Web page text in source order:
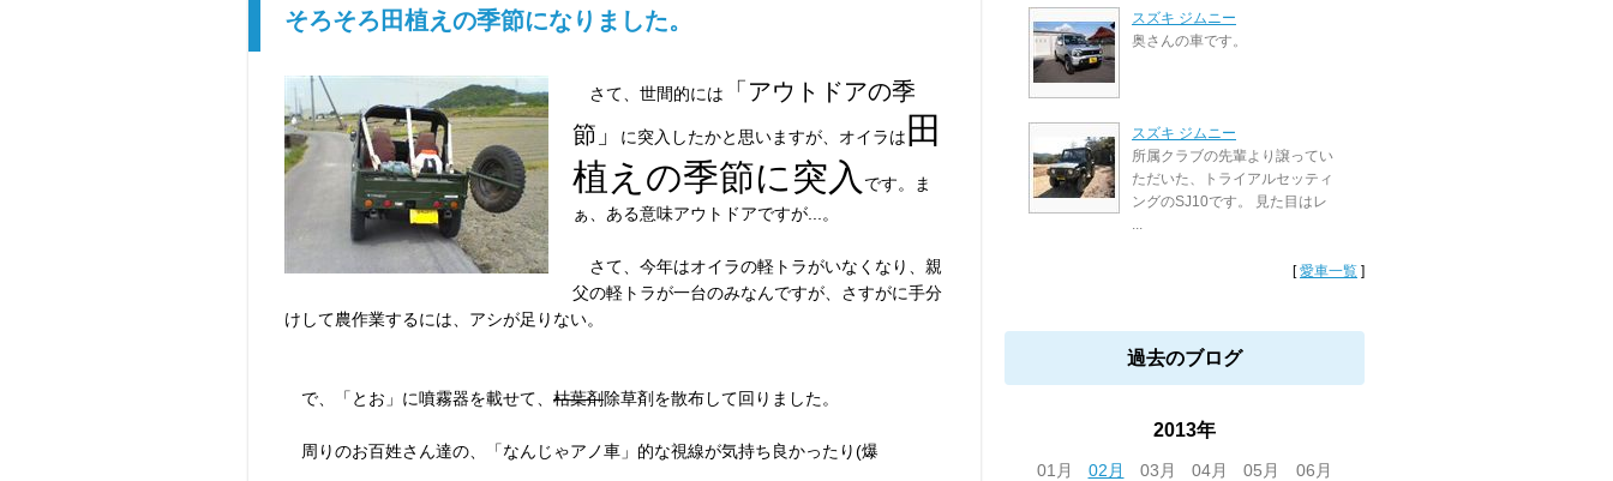
そろそろ田植えの季節になりました。
さて、世間的には
「アウトドアの季
節」
に突入したかと思いますが、オイラは 田
植えの季節に突入 です。ま
ぁ、ある意味アウトドアですが...。
さて、今年はオイラの軽トラがいなくなり、親
父の軽トラが一台のみなんですが、さすがに手分
けして農作業するには、アシが足りない。
で、「とお」に噴霧器を載せて、 枯葉剤除草剤を散布して回りました。
周りのお百姓さん達の、「なんじゃアノ車」的な視線が気持ち良かったり(爆
スズキ ジムニー
奥さんの車です。
スズキ ジムニー
所属クラブの先輩より譲ってい
ただいた、トライアルセッティ
ングのSJ10です。 見た目はレ
...
[愛車一覧 ]
過去のブログ
2013年
01月 02月 03月 04月 05月
06月